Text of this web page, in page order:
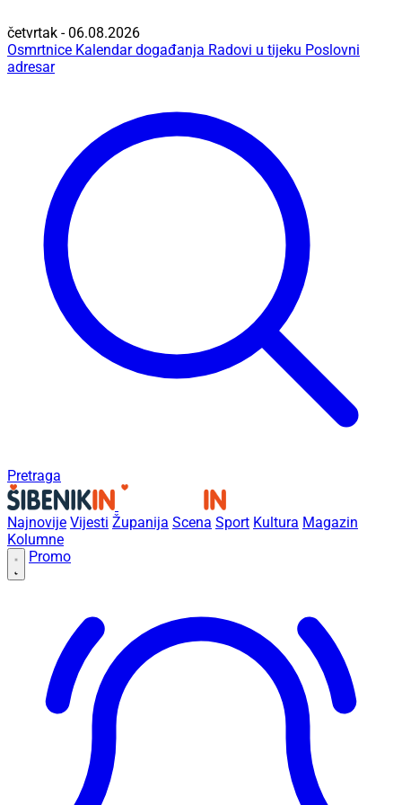
četvrtak - 06.08.2026
Osmrtnice Kalendar događanja Radovi u tijeku Poslovni
adresar
Pretraga
Najnovije Vijesti Županija Scena Sport Kultura Magazin
Kolumne
Promo